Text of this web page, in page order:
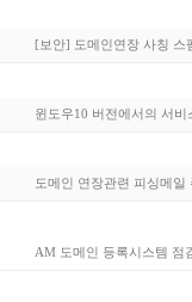
[보안] 도메인연장 사칭 스
윈도우10 버전에서의 서
도메인 연장관련 피싱메일
AM 도메인 등록시스템 점